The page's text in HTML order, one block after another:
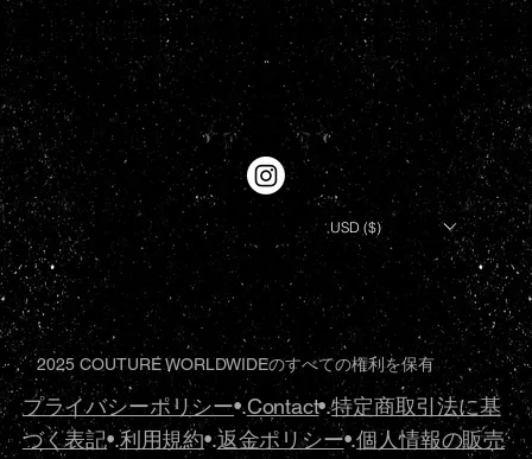
プライバシーポリシー•.Contact•.特定商取引法に基
づく表記•.利用規約•.返金ポリシー•.個人情報の販売
2025 COUTURE WORLDWIDEのすべての権利を保有
USD ($)